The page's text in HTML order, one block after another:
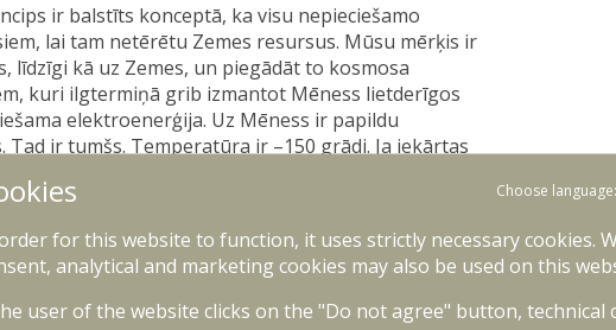
ir balstīts konceptā, ka visu nepieciešamo
lai tam netērētu Zemes resursus. Mūsu mērķis ir
kā uz Zemes, un piegādāt to kosmosa
kuri ilgtermiņā grib izmantot Mēness lietderīgos
elektroenerģija. Uz Mēness ir papildu
ir tumšs. Temperatūra ir –150 grādi. Ja iekārtas
nakti. Mūsu tehnoloģija izmanto materiālus no
rada siltumu, ko mēs pārvēršam elektrībā
šobrīd ir tehnoloģijas izstrādes fāzē. Jau esam
uz priekšu ar konkrētiem tehnoloģiskiem
atbilstošos apstākļos. Esam ļoti priecīgi par
gribam attīstīt tehnoloģiju ātrākā tempā un ātrāk
Choose language:
for this website to function, it uses strictly necessary cookies.
analytical and marketing cookies may also be used on this
user of the website clicks on the "Do not agree" button, technical